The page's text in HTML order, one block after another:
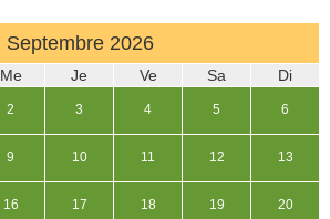
Septembre 2026
Me Je Ve Sa Di
2 3 4 5 6
9 10 11 12 13
16 17 18 19 20